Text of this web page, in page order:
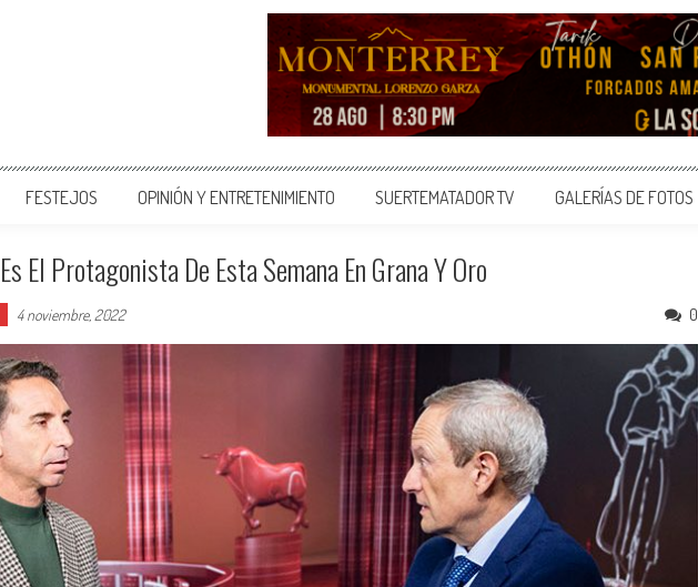
FESTEJOS OPINIÓN Y ENTRETENIMIENTO SUERTEMATADOR TV GALERÍAS DE FOTOS
El Protagonista De Esta Semana En Grana Y Oro
4 noviembre, 2022 0